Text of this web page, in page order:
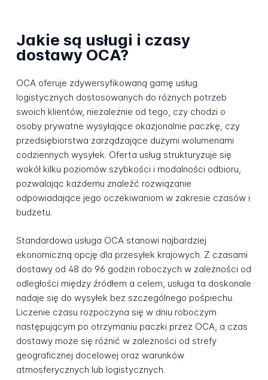
Jakie są usługi i czasy
dostawy OCA?
OCA oferuje zdywersyfikowaną gamę usług
logistycznych dostosowanych do różnych potrzeb
swoich klientów, niezależnie od tego, czy chodzi o
osoby prywatne wysyłające okazjonalnie paczkę, czy
przedsiębiorstwa zarządzające dużymi wolumenami
codziennych wysyłek. Oferta usług strukturyzuje się
wokół kilku poziomów szybkości i modalności odbioru,
pozwalając każdemu znaleźć rozwiązanie
odpowiadające jego oczekiwaniom w zakresie czasów i
budżetu.
Standardowa usługa OCA stanowi najbardziej
ekonomiczną opcję dla przesyłek krajowych. Z czasami
dostawy od 48 do 96 godzin roboczych w zależności od
odległości między źródłem a celem, usługa ta doskonale
nadaje się do wysyłek bez szczególnego pośpiechu.
Liczenie czasu rozpoczyna się w dniu roboczym
następującym po otrzymaniu paczki przez OCA, a czas
dostawy może się różnić w zależności od strefy
geograficznej docelowej oraz warunków
atmosferycznych lub logistycznych.